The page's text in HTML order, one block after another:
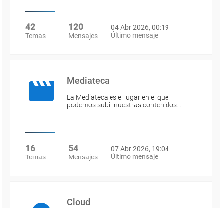
42
Temas
120
Mensajes
04 Abr 2026, 00:19
Último mensaje
Mediateca
La Mediateca es el lugar en el que
podemos subir nuestras contenidos…
16
Temas
54
Mensajes
07 Abr 2026, 19:04
Último mensaje
Cloud